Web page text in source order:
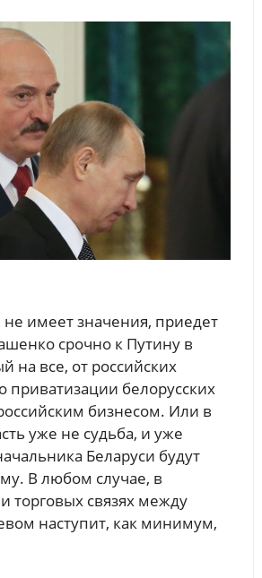
имеет значения, приедет
срочно к Путину в
на все, от российских
приватизации белорусских
бизнесом. Или в
уже не судьба, и уже
Беларуси будут
В любом случае, в
торговых связях между
наступит, как минимум,